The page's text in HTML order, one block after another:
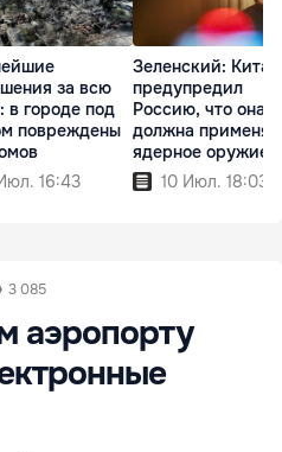
за всю
в городе под
повреждены
16:43
Зеленский: Китай
предупредил
Россию, что она
должна
ядерное оружие
10 Июл. 18:03
3 085
аэропорту